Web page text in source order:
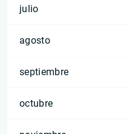
julio
agosto
septiembre
octubre